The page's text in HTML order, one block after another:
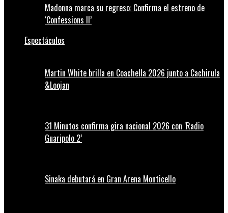
Madonna marca su regreso: Confirma el estreno de
‘Confessions II’
Espectáculos
Martin White brilla en Coachella 2026 junto a Cachirula
&Loojan
31 Minutos confirma gira nacional 2026 con ‘Radio
Guaripolo 2’
Sinaka debutará en Gran Arena Monticello